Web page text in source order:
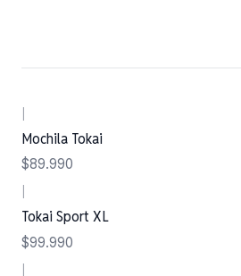
Mochila Tokai
$89.990
Tokai Sport XL
$99.990